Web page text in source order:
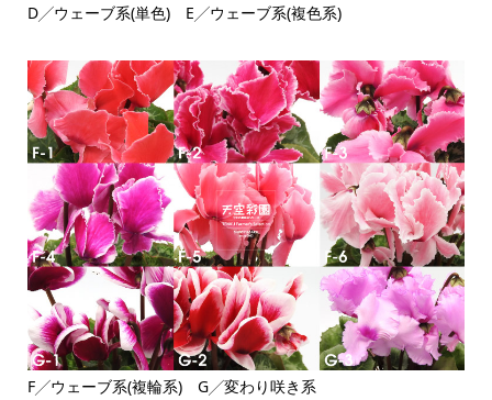
D╱ウェーブ系(単色) E╱ウェーブ系(複色系)
F╱ウェーブ系(複輪系) G╱変わり咲き系